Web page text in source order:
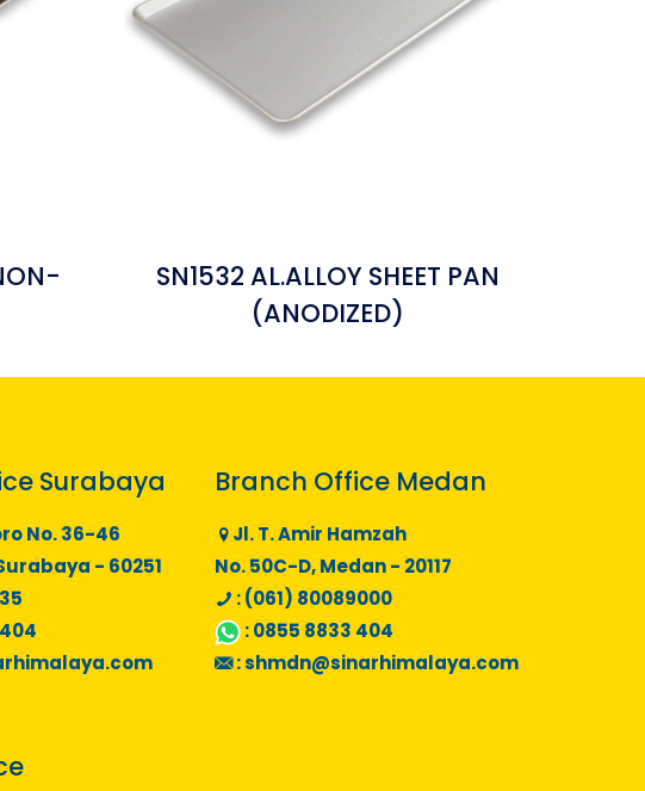
SN1532 AL.ALLOY SHEET PAN
(ANODIZED)
Surabaya
No. 36-46
- 60251
Branch Office Medan
Jl. T. Amir Hamzah
No. 50C-D, Medan - 20117
: (061) 80089000
:0855 8833 404
:shmdn@sinarhimalaya.com